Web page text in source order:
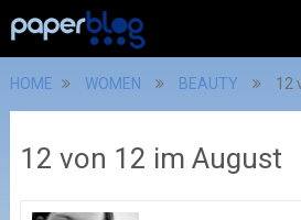
HOME WOMEN BEAUTY 12
12 von 12 im August